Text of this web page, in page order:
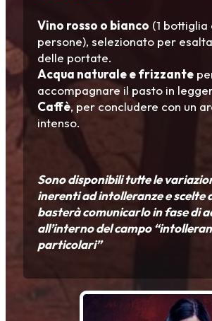
Vino rosso o bianco (1 bottiglia
persone), selezionato per
delle portate.
Acqua naturale e frizzante
accompagnare il pasto in
Caffè, per concludere con un
intenso.
Sono disponibili tutte le
inerenti ad intolleranze e scelte
basterà comunicarlo in fase di
all’interno del campo
particolari”